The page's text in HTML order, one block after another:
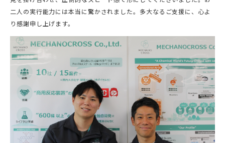
二人の実行能力には本当に驚かされました。多大なるご支援に、心よ
り感謝申し上げます。